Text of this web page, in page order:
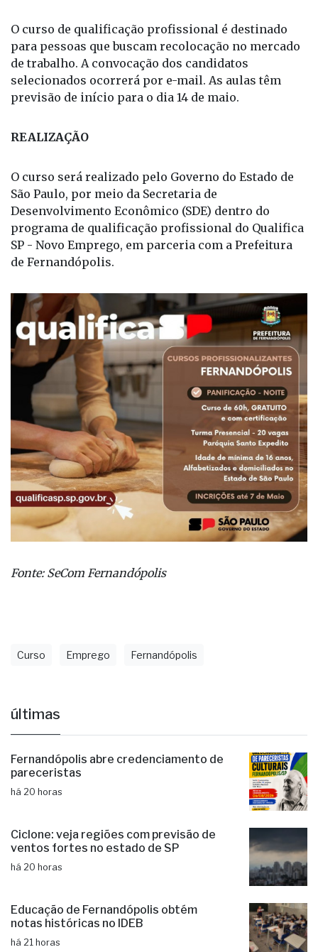
O curso de qualificação profissional é destinado
para pessoas que buscam recolocação no mercado
de trabalho. A convocação dos candidatos
selecionados ocorrerá por e-mail. As aulas têm
previsão de início para o dia 14 de maio.
REALIZAÇÃO
O curso será realizado pelo Governo do Estado de
São Paulo, por meio da Secretaria de
Desenvolvimento Econômico (SDE) dentro do
programa de qualificação profissional do Qualifica
SP - Novo Emprego, em parceria com a Prefeitura
de Fernandópolis.
Fonte: SeCom Fernandópolis
Curso Emprego Fernandópolis
últimas
Fernandópolis abre credenciamento de
pareceristas
há 20 horas
Ciclone: veja regiões com previsão de
ventos fortes no estado de SP
há 20 horas
Educação de Fernandópolis obtém
notas históricas no IDEB
há 21 horas